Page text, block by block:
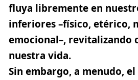
fluya libremente en
inferiores –físico, etérico,
emocional–, revitalizando
nuestra vida.
Sin embargo, a menudo,